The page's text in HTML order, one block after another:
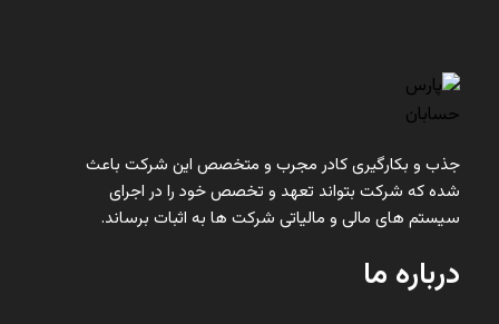
جذب و بکارگیری کادر مجرب و متخصص این شرکت باعث
شده که شرکت بتواند تعهد و تخصص خود را در اجرای
سیستم ‏های مالی و مالیاتی شرکت ‏ها به اثبات برساند.
درباره ما